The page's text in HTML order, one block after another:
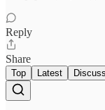
Reply
Share
Top Latest